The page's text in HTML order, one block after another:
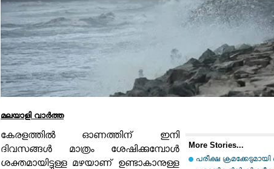
മലയാളി വാര്‍ത്ത
More Stories...
പരീക്ഷ
കേരളത്തിൽ ഓണത്തിന് ഇനി
ദിവസങ്ങൾ മാത്രം ശേഷിക്കുമ്പോൾ
ശക്തമായിട്ടുള്ള മഴയാണ് ഉണ്ടാകാനുള്ള